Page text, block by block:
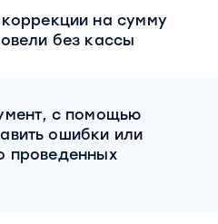
на сумму
без кассы
с помощью
ошибки или
проведенных